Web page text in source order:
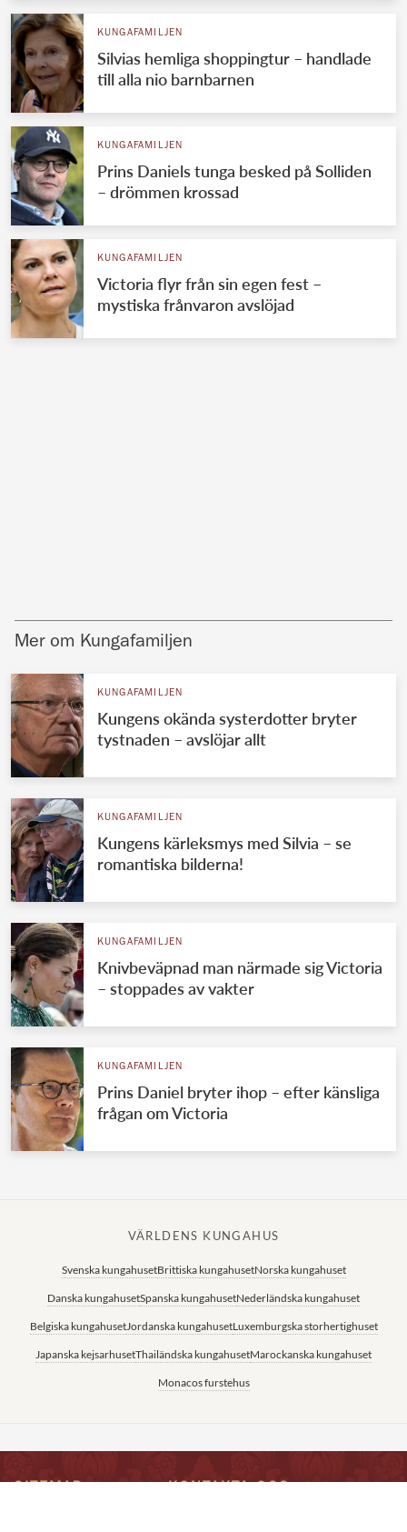
KUNGAFAMILJEN
Silvias hemliga shoppingtur – handlade
till alla nio barnbarnen
KUNGAFAMILJEN
Prins Daniels tunga besked på Solliden
– drömmen krossad
KUNGAFAMILJEN
Victoria flyr från sin egen fest –
mystiska frånvaron avslöjad
Mer om Kungafamiljen
KUNGAFAMILJEN
Kungens okända systerdotter bryter
tystnaden – avslöjar allt
KUNGAFAMILJEN
Kungens kärleksmys med Silvia – se
romantiska bilderna!
KUNGAFAMILJEN
Knivbeväpnad man närmade sig Victoria
– stoppades av vakter
KUNGAFAMILJEN
Prins Daniel bryter ihop – efter känsliga
frågan om Victoria
VÄRLDENS KUNGAHUS
Svenska kungahusetBrittiska kungahusetNorska kungahuset
Danska kungahusetSpanska kungahusetNederländska kungahuset
Belgiska kungahusetJordanska kungahusetLuxemburgska storhertighuset
Japanska kejsarhusetThailändska kungahusetMarockanska kungahuset
Monacos furstehus